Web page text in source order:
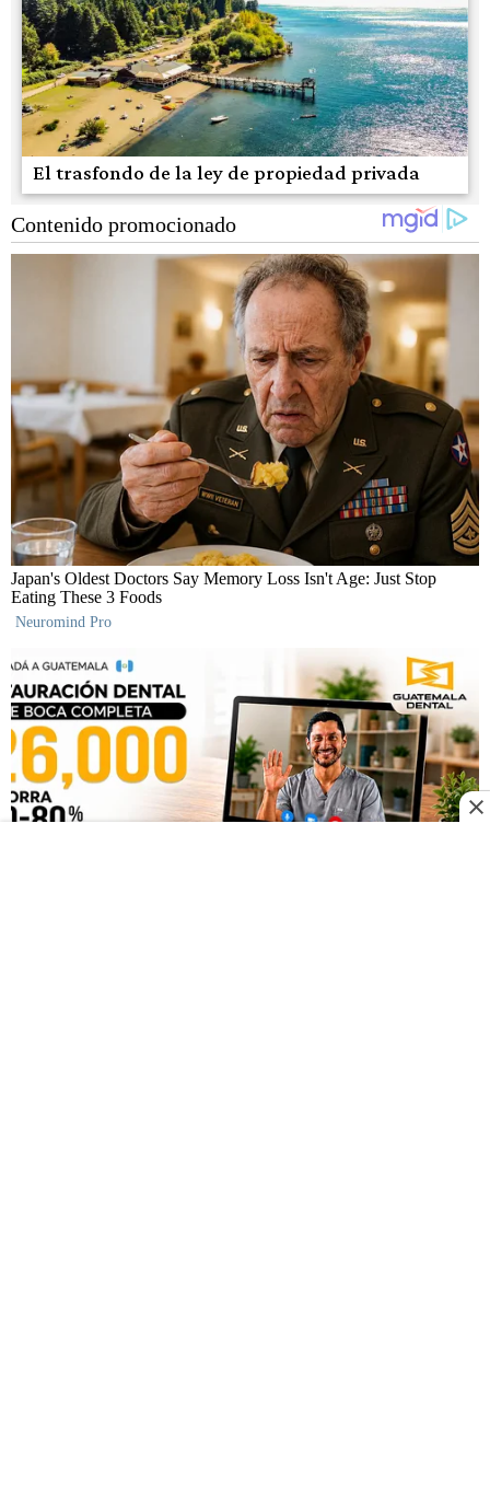
El trasfondo de la ley de propiedad privada